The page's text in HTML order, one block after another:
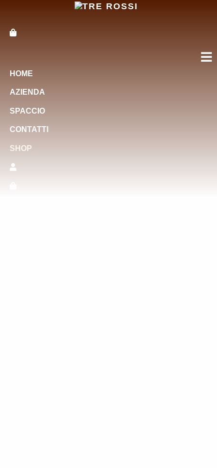
HOME
AZIENDA
SPACCIO
CONTATTI
SHOP